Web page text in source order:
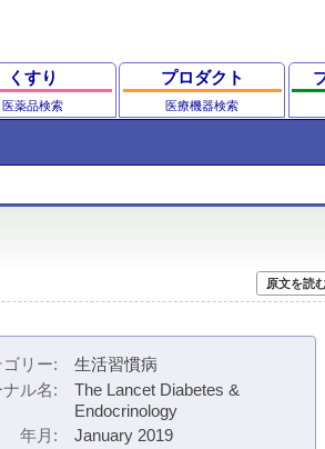
くすり
医薬品検索
プロダクト
医療機器検索
原文を読
ゴリー
生活習慣病
ル名
The Lancet Diabetes &
Endocrinology
年月
January 2019